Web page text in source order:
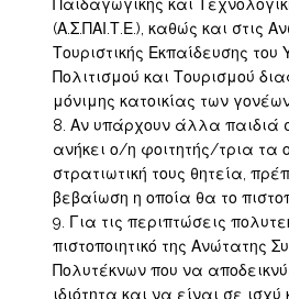
Παιδαγωγικής και
(Α.Σ.ΠΑΙ.Τ.Ε.), καθώς και στις
Τουριστικής Εκπαίδευσης του
Πολιτισμού και Τουρισμού
μόνιμης κατοικίας των
Αν υπάρχουν άλλα παιδιά
ανήκει ο/η φοιτητής/τρια τα
στρατιωτική τους θητεία,
βεβαίωση η οποία θα το
Για τις περιπτώσεις
πιστοποιητικό της Ανώτατης
Πολυτέκνων που να
ιδιότητα και να είναι σε